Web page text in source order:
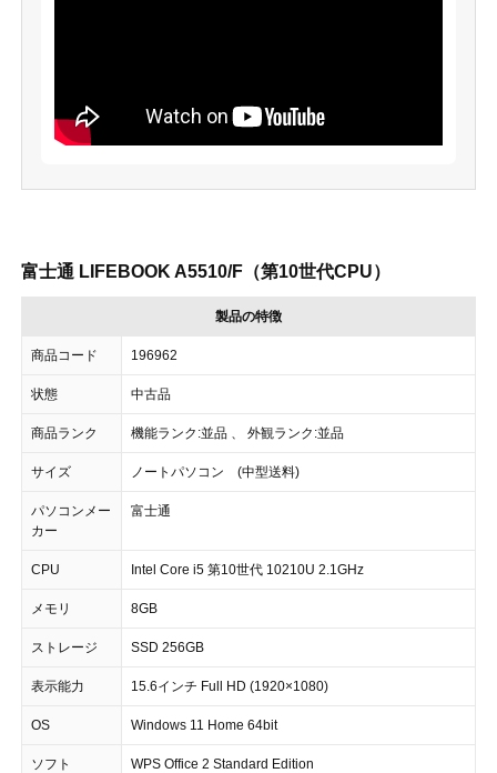
富士通 LIFEBOOK A5510/F（第10世代CPU）
製品の特徴
商品コード 196962
状態 中古品
商品ランク 機能ランク:並品 、 外観ランク:並品
サイズ ノートパソコン (中型送料)
パソコンメー
カー
富士通
CPU Intel Core i5 第10世代 10210U 2.1GHz
メモリ 8GB
ストレージ SSD 256GB
表示能力 15.6インチ Full HD (1920×1080)
OS Windows 11 Home 64bit
ソフト WPS Office 2 Standard Edition